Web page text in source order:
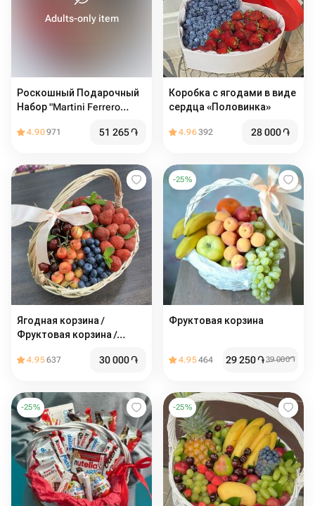
Adults-only item
Роскошный Подарочный
Набор "Martini Ferrero
4.90971 51 265֏
Коробка с ягодами в виде
сердца «Половинка»
4.96392 28 000֏
Ягодная корзина /
Фруктовая корзина /
Клубника / Черешня
4.95637 30 000֏
-25%
Фруктовая корзина
4.95464 29 250֏39 000֏
-25% -25%